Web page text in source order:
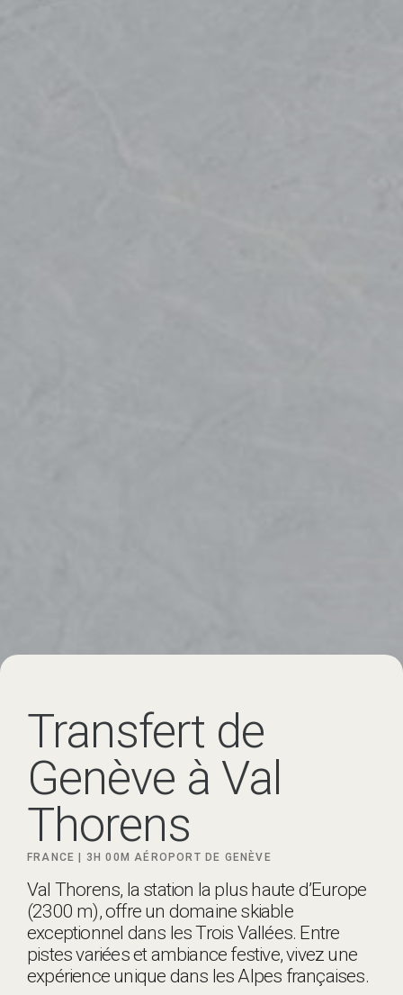
Transfert de
Genève à Val
Thorens
FRANCE | 3H 00M AÉROPORT DE GENÈVE
Val Thorens, la station la plus haute d’Europe
(2300 m), offre un domaine skiable
exceptionnel dans les Trois Vallées. Entre
pistes variées et ambiance festive, vivez une
expérience unique dans les Alpes françaises.